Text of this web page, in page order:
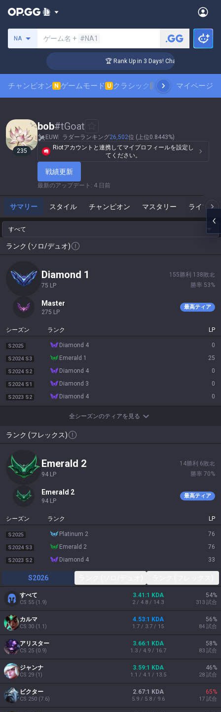
NA ゲーム名 + #NA1
🏆 Rank Up in 3 Days! Challenger Coaching
チャンピオン N ゲームモード U クラシック N スキンランキング
マイページ
235
bob#tGoat
EUW ラダーランキング26,502位 (上位0.8443%)
Riotアカウントと連携してマイプロフィールを設定し
てください。
戦績更新
最新のアップデート : 4 日前
サマリー スタイル チャンピオン マスタリー ライブゲ
すべて
ランク (ソロ/デュオ)
diamond 1
75 LP
155 勝利 138 敗北
勝率 53%
master
275 LP
最高ティア
シーズン ランク LP
S2025 diamond 4 0
S2024 S3 emerald 1 25
S2024 S2 diamond 4 0
S2024 S1 diamond 3 0
S2023 S2 diamond 4 0
全シーズンのティアを見る
ランク (フレックス)
emerald 2
94 LP
14勝利 6 敗北
勝率 70%
emerald 2
94 LP
最高ティア
シーズン ランク LP
S2025 platinum 2 76
S2024 S3 emerald 2 76
S2023 S2 diamond 4 33
S2026
すべて
CS 55 (1.9)
3.41:1 KDA
2 / 4.8 / 14.3
54%
313 試合
カルマ
CS 30 (1.1)
4.53:1 KDA
1.7 / 3.7 / 15
56%
84 試合
アリスター
CS 25 (0.9)
3.66:1 KDA
1.3 / 4.9 / 16.7
58%
83 試合
ジャンナ
CS 29 (1)
3.59:1 KDA
1.1 / 4.1 / 13.5
46%
28 試合
ビクター
CS 250 (7.6)
2.67:1 KDA
5.9 / 5.8 / 9.6
65%
17 試合